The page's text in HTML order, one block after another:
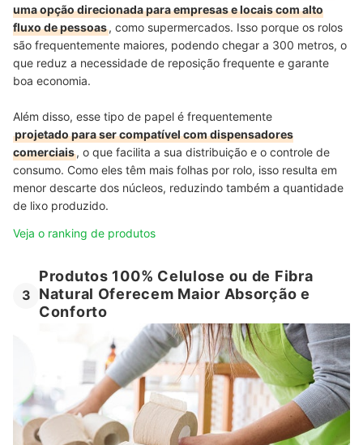
uma opção direcionada para empresas e locais com alto
fluxo de pessoas, como supermercados. Isso porque os rolos
são frequentemente maiores, podendo chegar a 300 metros, o
que reduz a necessidade de reposição frequente e garante
boa economia.
Além disso, esse tipo de papel é frequentemente
projetado para ser compatível com dispensadores
comerciais, o que facilita a sua distribuição e o controle de
consumo. Como eles têm mais folhas por rolo, isso resulta em
menor descarte dos núcleos, reduzindo também a quantidade
de lixo produzido.
Veja o ranking de produtos
3
Produtos 100% Celulose ou de Fibra
Natural Oferecem Maior Absorção e
Conforto